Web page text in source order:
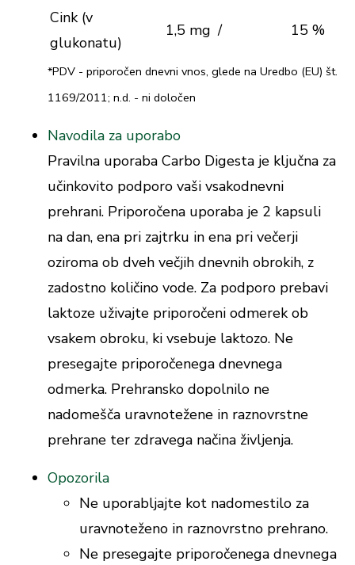
Cink (v
glukonatu)
1,5 mg / 15 %
*PDV - priporočen dnevni vnos, glede na Uredbo (EU) št.
1169/2011; n.d. - ni določen
Navodila za uporabo
Pravilna uporaba Carbo Digesta je ključna za
učinkovito podporo vaši vsakodnevni
prehrani. Priporočena uporaba je 2 kapsuli
na dan, ena pri zajtrku in ena pri večerji
oziroma ob dveh večjih dnevnih obrokih, z
zadostno količino vode. Za podporo prebavi
laktoze uživajte priporočeni odmerek ob
vsakem obroku, ki vsebuje laktozo. Ne
presegajte priporočenega dnevnega
odmerka. Prehransko dopolnilo ne
nadomešča uravnotežene in raznovrstne
prehrane ter zdravega načina življenja.
Opozorila
Ne uporabljajte kot nadomestilo za
uravnoteženo in raznovrstno prehrano.
Ne presegajte priporočenega dnevnega